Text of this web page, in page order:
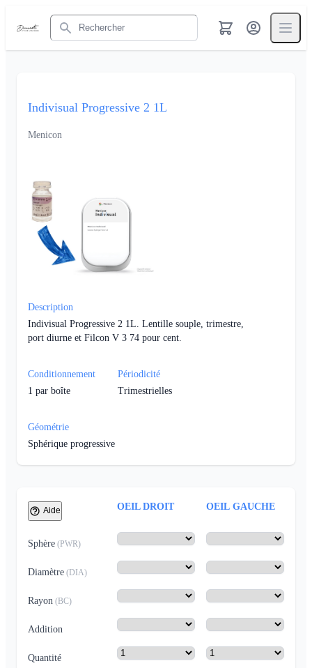
Rechercher
Indivisual Progressive 2 1L
Menicon
Description
Indivisual Progressive 2 1L. Lentille souple, trimestre,
port diurne et Filcon V 3 74 pour cent.
Conditionnement
1 par boîte
Périodicité
Trimestrielles
Géométrie
Sphérique progressive
Aide OEIL DROIT OEIL GAUCHE
Sphère (PWR)
Diamètre (DIA)
Rayon (BC)
Addition
Quantité